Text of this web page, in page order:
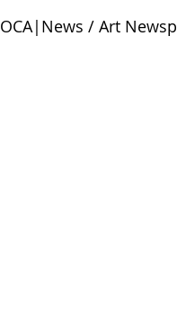
OCA|News / Art